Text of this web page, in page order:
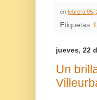
en febrero 05,
Etiquetas:
jueves, 22
Un